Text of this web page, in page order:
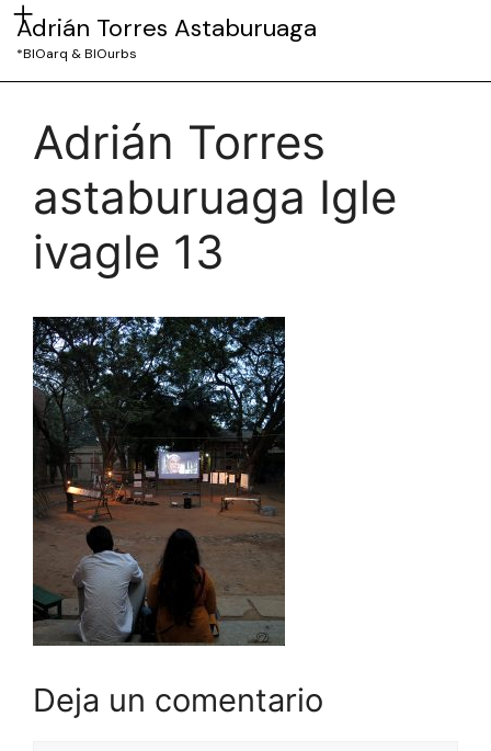
Adrián Torres Astaburuaga
*BIOarq & BIOurbs
Adrián Torres
astaburuaga Igle
ivagle 13
Deja un comentario